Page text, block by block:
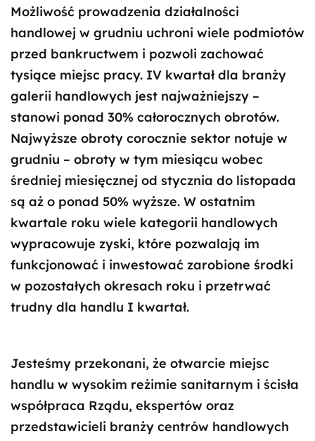
Możliwość prowadzenia działalności
handlowej w grudniu uchroni wiele podmiotów
przed bankructwem i pozwoli zachować
tysiące miejsc pracy. IV kwartał dla branży
galerii handlowych jest najważniejszy –
stanowi ponad 30% całorocznych obrotów.
Najwyższe obroty corocznie sektor notuje w
grudniu – obroty w tym miesiącu wobec
średniej miesięcznej od stycznia do listopada
są aż o ponad 50% wyższe. W ostatnim
kwartale roku wiele kategorii handlowych
wypracowuje zyski, które pozwalają im
funkcjonować i inwestować zarobione środki
w pozostałych okresach roku i przetrwać
trudny dla handlu I kwartał.
Jesteśmy przekonani, że otwarcie miejsc
handlu w wysokim reżimie sanitarnym i ścisła
współpraca Rządu, ekspertów oraz
przedstawicieli branży centrów handlowych